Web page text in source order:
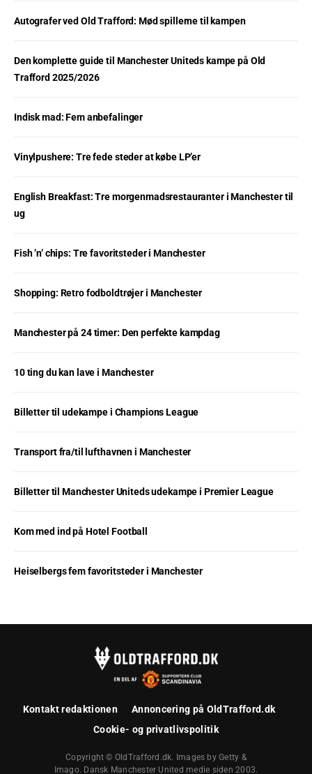
Autografer ved Old Trafford: Mød spillerne til kampen
Den komplette guide til Manchester Uniteds kampe på Old
Trafford 2025/2026
Indisk mad: Fem anbefalinger
Vinylpushere: Tre fede steder at købe LP’er
English Breakfast: Tre morgenmadsrestauranter i Manchester til
ug
Fish ’n’ chips: Tre favoritsteder i Manchester
Shopping: Retro fodboldtrøjer i Manchester
Manchester på 24 timer: Den perfekte kampdag
10 ting du kan lave i Manchester
Billetter til udekampe i Champions League
Transport fra/til lufthavnen i Manchester
Billetter til Manchester Uniteds udekampe i Premier League
Kom med ind på Hotel Football
Heiselbergs fem favoritsteder i Manchester
Kontakt redaktionen
Annoncering på OldTrafford.dk
Cookie- og privatlivspolitik
Copyright © OldTrafford.dk. Images by Getty &
Imago. Dansk Manchester United medie siden 2003.